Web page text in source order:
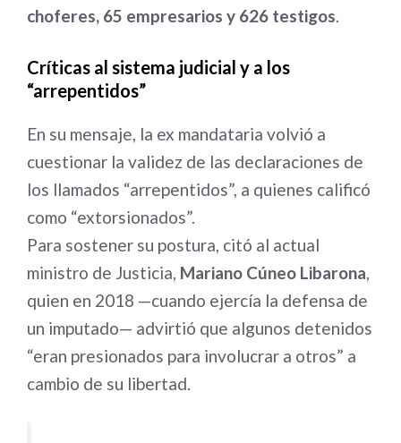
choferes, 65 empresarios y 626 testigos.
Críticas al sistema judicial y a los
“arrepentidos”
En su mensaje, la ex mandataria volvió a
cuestionar la validez de las declaraciones de
los llamados “arrepentidos”, a quienes calificó
como “extorsionados”.
Para sostener su postura, citó al actual
ministro de Justicia, Mariano Cúneo Libarona,
quien en 2018 —cuando ejercía la defensa de
un imputado— advirtió que algunos detenidos
“eran presionados para involucrar a otros” a
cambio de su libertad.